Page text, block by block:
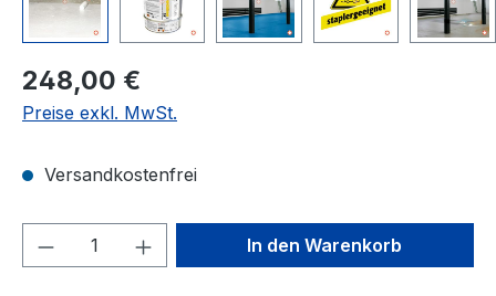
Regulärer Preis:
248,00 €
Preise exkl. MwSt.
Versandkostenfrei
Produkt Anzahl: Gib denIn den Warenkorb